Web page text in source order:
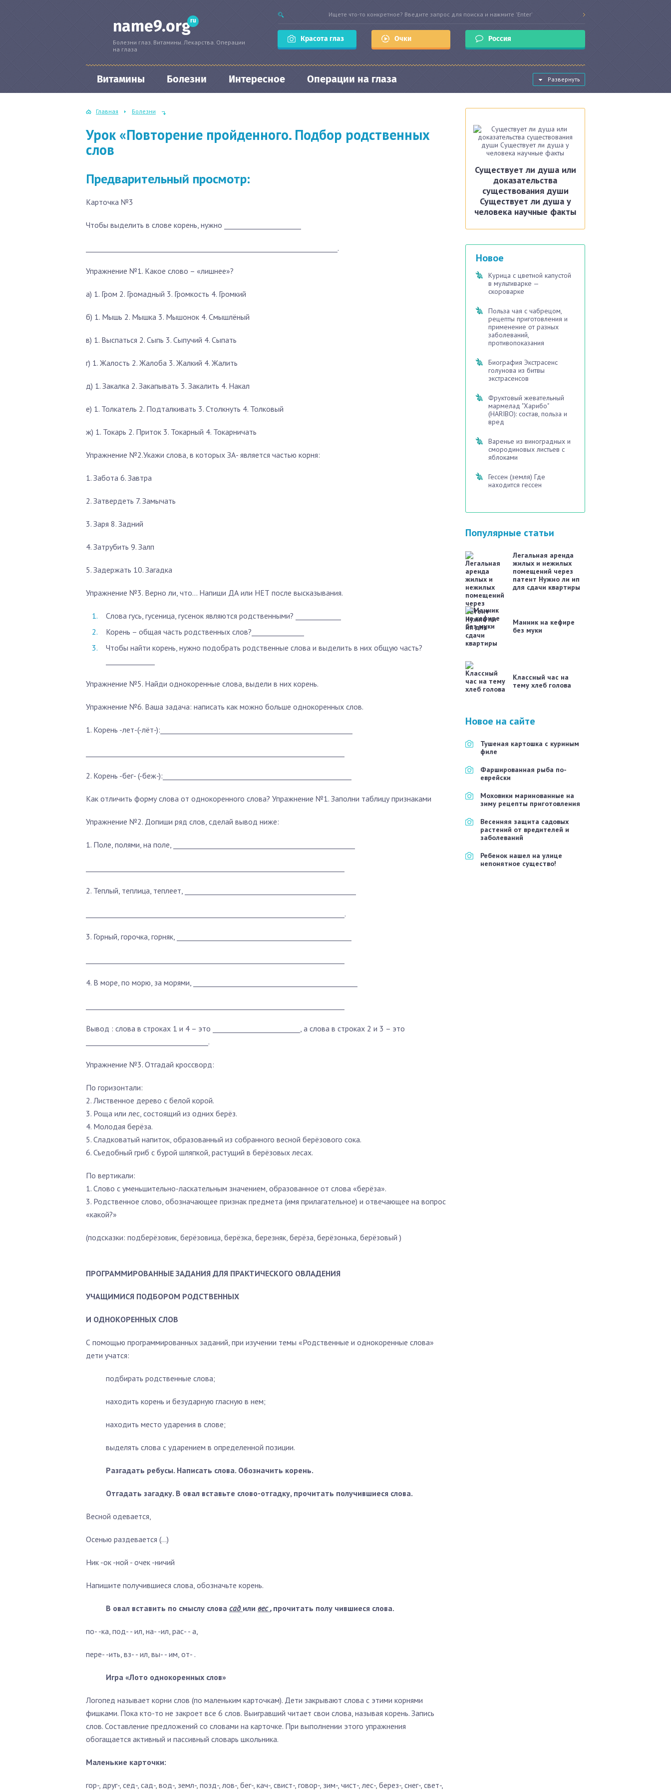
name9.orgru
Болезни глаз. Витамины. Лекарства. Операции
на глаза
Красота глаз Очки Россия
Витамины Болезни Интересное Операции на глаза Развернуть
Главная Болезни
Урок «Повторение пройденного. Подбор родственных
слов
Предварительный просмотр:
Карточка №3
Чтобы выделить в слове корень, нужно ______________________
________________________________________________________________________.
Упражнение №1. Какое слово – «лишнее»?
а) 1. Гром 2. Громадный 3. Громкость 4. Громкий
б) 1. Мышь 2. Мышка 3. Мышонок 4. Смышлёный
в) 1. Выспаться 2. Сыпь 3. Сыпучий 4. Сыпать
г) 1. Жалость 2. Жалоба 3. Жалкий 4. Жалить
д) 1. Закалка 2. Закапывать 3. Закалить 4. Накал
е) 1. Толкатель 2. Подталкивать 3. Столкнуть 4. Толковый
ж) 1. Токарь 2. Приток 3. Токарный 4. Токарничать
Упражнение №2.Укажи слова, в которых ЗА- является частью корня:
1. Забота 6. Завтра
2. Затвердеть 7. Замычать
3. Заря 8. Задний
4. Затрубить 9. Залп
5. Задержать 10. Загадка
Упражнение №3. Верно ли, что… Напиши ДА или НЕТ после высказывания.
Слова гусь, гусеница, гусенок являются родственными? _____________
Корень – общая часть родственных слов?_______________
Чтобы найти корень, нужно подобрать родственные слова и выделить в них общую часть?
Упражнение №5. Найди однокоренные слова, выдели в них корень.
Упражнение №6. Ваша задача: написать как можно больше однокоренных слов.
1. Корень -лет-(-лёт-):_______________________________________________________
2. Корень -бег- (-беж-):______________________________________________________
Как отличить форму слова от однокоренного слова? Упражнение №1. Заполни таблицу признаками
Упражнение №2. Допиши ряд слов, сделай вывод ниже:
1. Поле, полями, на поле, ____________________________________________________
2. Теплый, теплица, теплеет, _________________________________________________
__________________________________________________________________________.
3. Горный, горочка, горняк, __________________________________________________
4. В море, по морю, за морями, _______________________________________________
Вывод : слова в строках 1 и 4 – это _________________________, а слова в строках 2 и 3 – это
___________________________________.
Упражнение №3. Отгадай кроссворд:
По горизонтали:
2. Лиственное дерево с белой корой.
3. Роща или лес, состоящий из одних берёз.
4. Молодая берёза.
5. Сладковатый напиток, образованный из собранного весной берёзового сока.
6. Съедобный гриб с бурой шляпкой, растущий в берёзовых лесах.
По вертикали:
1. Слово с уменьшительно-ласкательным значением, образованное от слова «берёза».
3. Родственное слово, обозначающее признак предмета (имя прилагательное) и отвечающее на вопрос
«какой?»
(подсказки: подберёзовик, берёзовица, берёзка, березняк, берёза, берёзонька, берёзовый)
ПРОГРАММИРОВАННЫЕ ЗАДАНИЯ ДЛЯ ПРАКТИЧЕСКОГО ОВЛАДЕНИЯ
УЧАЩИМИСЯ ПОДБОРОМ РОДСТВЕННЫХ
И ОДНОКОРЕННЫХ СЛОВ
С помощью программированных заданий, при изу­чении темы «Родственные и однокоренные слова»
дети учатся:
подбирать родственные слова;
находить корень и безударную гласную в нем;
нахо­дить место ударения в слове;
выделять слова с ударением в определенной позиции.
Разгадать ребусы. Написать слова. Обозначить корень.
Отгадать загадку. В овал вставьте слово-отгадку, прочитать получившиеся слова.
Весной одевается,
Осенью раздевается (...)
Ник -ок -ной - очек -ничий
Напишите получившиеся слова, обозначьте корень.
В овал вставить по смыслу слова сад или вес, прочитать полу­ чившиеся слова.
по- -ка, под- - ил, на- -ил, рас- - а,
пере- -ить, вз- - ил, вы- - им, от- .
Игра «Лото однокоренных слов»
Логопед называет корни слов (по маленьким карточкам). Дети закрывают слова с этими корнями
фишками. Пока кто-то не закроет все 6 слов. Выигравший читает свои слова, называя корень. Запись
слов. Составление предложений со словами на карточке. При выполнении этого упражнения
обогащается активный и пассивный словарь школьника.
Маленькие карточки:
гор-, друг-, сед-, сад-, вод-, земл-, позд-, лов-, бег-, кач-, свист-, го­вор-, зим-, чист-, лес-, берез-, снег-, свет-,
Существует ли душа или
доказательства
существования души
Существует ли душа у
человека научные факты
Новое
Курица с цветной капустой
в мультиварке —
скороварке
Польза чая с чабрецом,
рецепты приготовления и
применение от разных
заболеваний,
противопоказания
Биография Экстрасенс
голунова из битвы
экстрасенсов
Фруктовый жевательный
мармелад "Харибо"
(HARIBO): состав, польза и
вред
Варенье из виноградных и
смородиновых листьев с
яблоками
Гессен (земля) Где
находится гессен
Популярные статьи
Легальная аренда
жилых и нежилых
помещений через
патент Нужно ли ип
для сдачи квартиры
Манник на кефире
без муки
Классный час на
тему хлеб голова
Новое на сайте
Тушеная картошка с куриным
филе
Фаршированная рыба по-
еврейски
Моховики маринованные на
зиму рецепты приготовления
Весенняя защита садовых
растений от вредителей и
заболеваний
Ребенок нашел на улице
непонятное существо!